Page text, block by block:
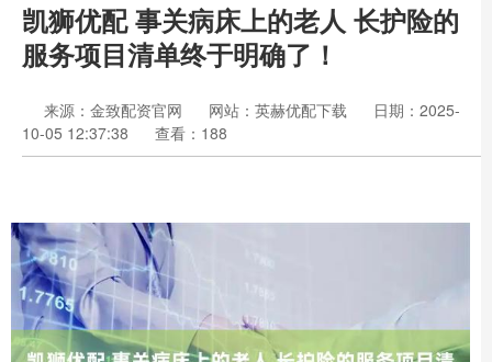
凯狮优配 事关病床上的老人 长护险的
服务项目清单终于明确了！
来源：金致配资官网 网站：英赫优配下载
日期：2025-
10-05 12:37:38
查看：188